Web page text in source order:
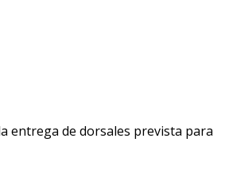
entrega de dorsales prevista para